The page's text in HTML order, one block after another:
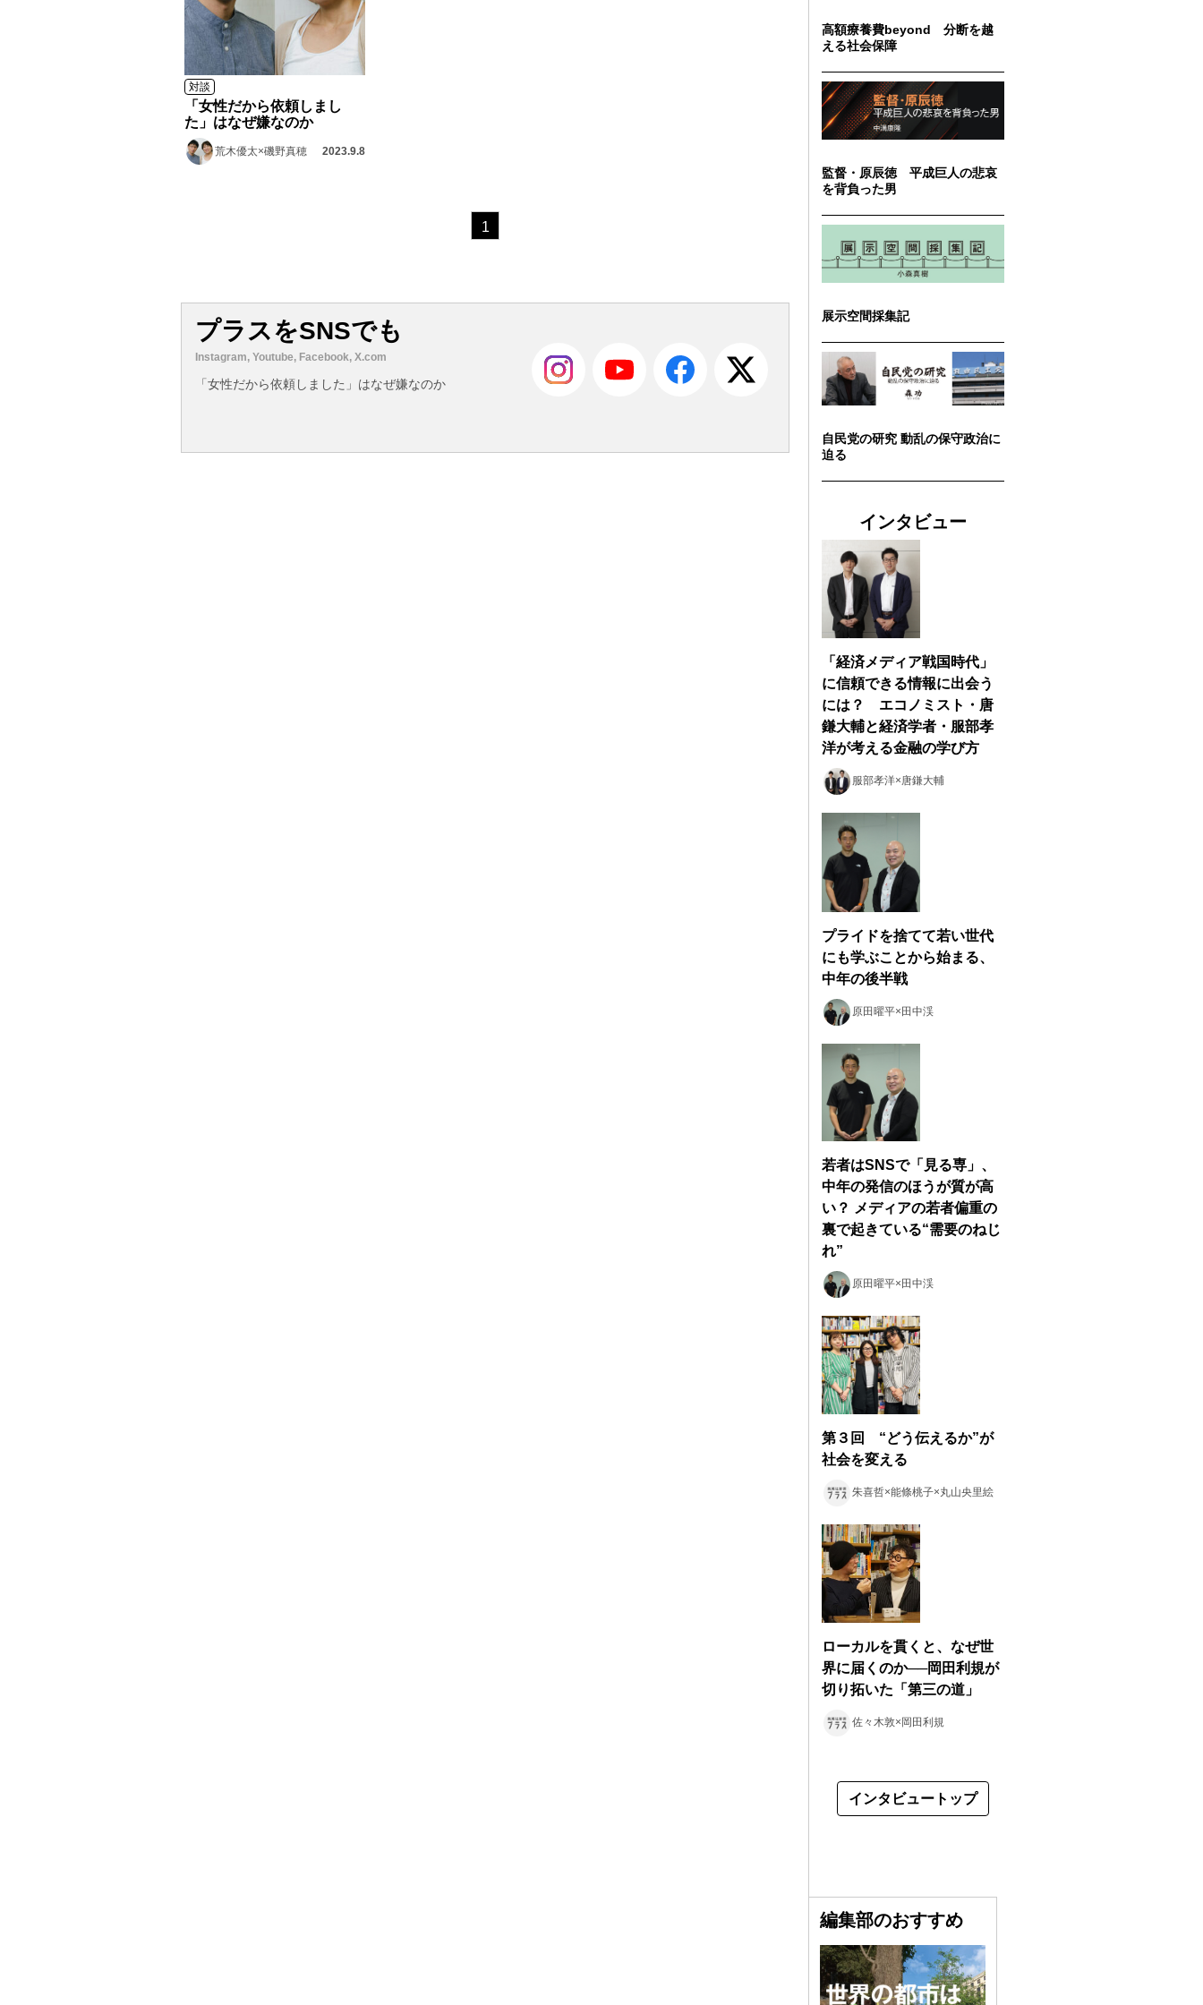
対談
「女性だから依頼しまし
た」はなぜ嫌なのか
荒木優太×磯野真穂 2023.9.8
1
プラスをSNSでも
Instagram, Youtube, Facebook, X.com
「女性だから依頼しました」はなぜ嫌なのか
高額療養費beyond 分断を越
える社会保障
監督・原辰徳 平成巨人の悲哀
を背負った男
展示空間採集記
自民党の研究 動乱の保守政治に
迫る
インタビュー
「経済メディア戦国時代」
に信頼できる情報に出会う
には？ エコノミスト・唐
鎌大輔と経済学者・服部孝
洋が考える金融の学び方
服部孝洋×唐鎌大輔
プライドを捨てて若い世代
にも学ぶことから始まる、
中年の後半戦
原田曜平×田中渓
若者はSNSで「見る専」、
中年の発信のほうが質が高
い？ メディアの若者偏重の
裏で起きている“需要のねじ
れ”
原田曜平×田中渓
第３回 “どう伝えるか”が
社会を変える
朱喜哲×能條桃子×丸山央里絵
ローカルを貫くと、なぜ世
界に届くのか──岡田利規が
切り拓いた「第三の道」
佐々木敦×岡田利規
インタビュートップ
編集部のおすすめ